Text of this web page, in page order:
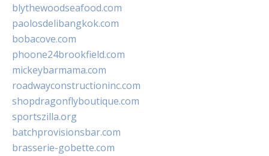
blythewoodseafood.com
paolosdelibangkok.com
bobacove.com
phoone24brookfield.com
mickeybarmama.com
roadwayconstructioninc.com
shopdragonflyboutique.com
sportszilla.org
batchprovisionsbar.com
brasserie-gobette.com